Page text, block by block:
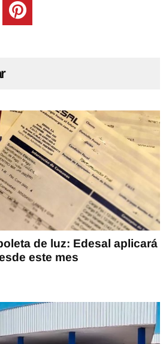
de luz: Edesal aplicará
este mes